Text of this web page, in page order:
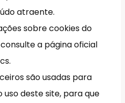
atraente.
sobre cookies do
a página oficial
são usadas para
deste site, para que